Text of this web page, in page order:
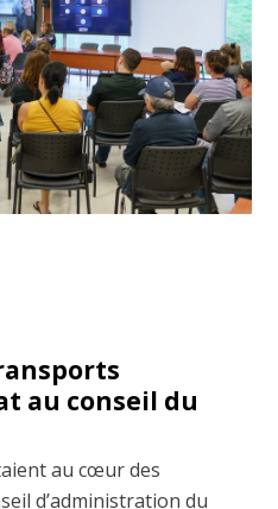
au conseil du
au cœur des
d’administration du